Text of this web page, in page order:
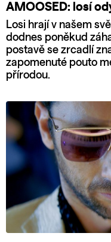
AMOOSED: losí
Losi hrají v našem
dodnes poněkud
postavě se zrcadlí
zapomenuté pouto
přírodou.